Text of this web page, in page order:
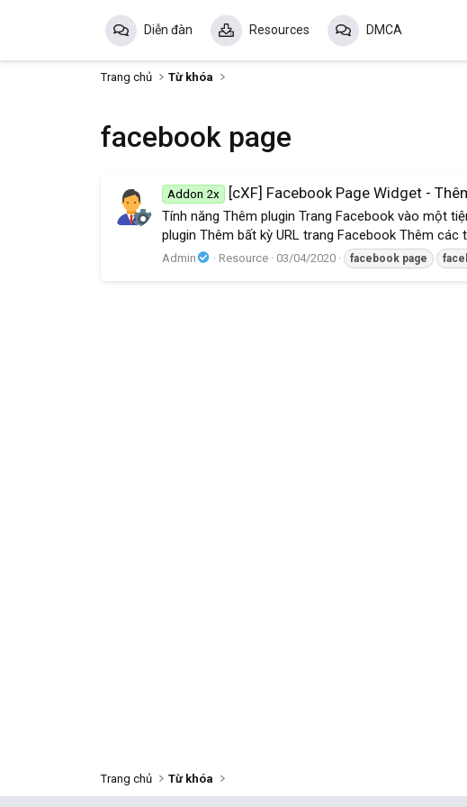
Diễn đàn Resources DMCA
Trang chủ Từ khóa
facebook page
Addon 2x [cXF] Facebook Page Widget -
Tính năng Thêm plugin Trang Facebook vào một
plugin Thêm bất kỳ URL trang Facebook Thêm
Admin Resource 03/04/2020 facebook page
Trang chủ Từ khóa